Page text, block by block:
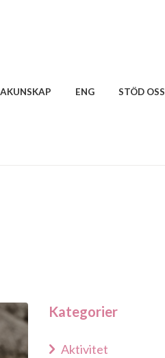
ENG STÖD OSS
Kategorier
Aktivitet